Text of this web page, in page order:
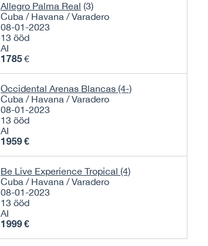
Allegro Palma Real (3)
Cuba / Havana / Varadero
08-01-2023
13 ööd
AI
1785€
Occidental Arenas Blancas (4-)
Cuba / Havana / Varadero
08-01-2023
13 ööd
AI
1959 €
Be Live Experience Tropical (4)
Cuba / Havana / Varadero
08-01-2023
13 ööd
AI
1999 €